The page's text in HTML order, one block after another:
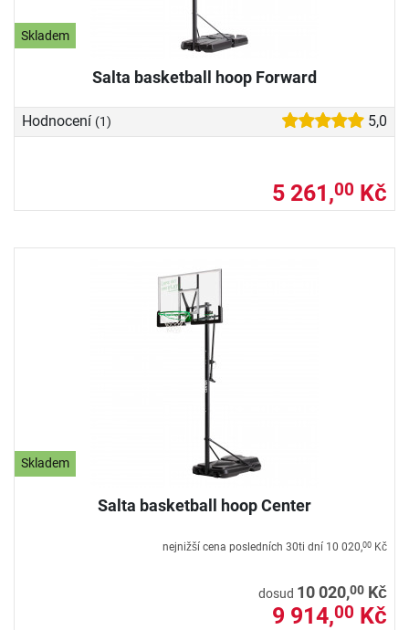
Skladem
Salta basketball hoop Forward
Hodnocení (1) 5,0
5 261,00 Kč
Skladem
Salta basketball hoop Center
nejnižší cena posledních 30ti dní 10 020,00 Kč
dosud 10 020,00 Kč
9 914,00 Kč